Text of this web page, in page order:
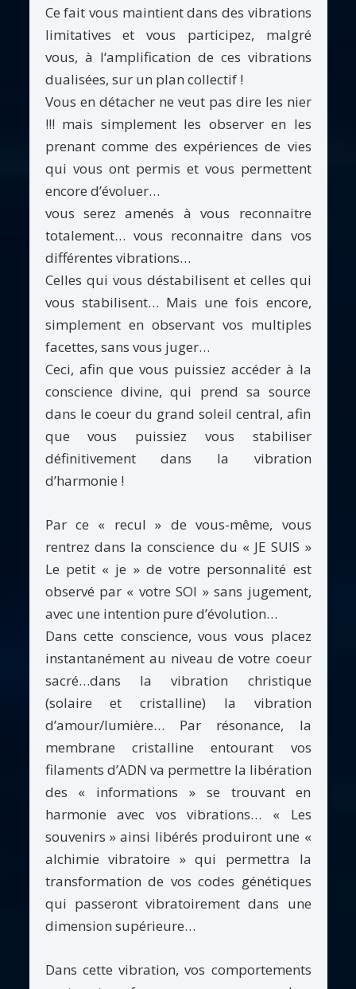
Ce fait vous maintient dans des vibrations
limitatives et vous participez, malgré
vous, à l‘amplification de ces vibrations
dualisées, sur un plan collectif !
Vous en détacher ne veut pas dire les nier
!!! mais simplement les observer en les
prenant comme des expériences de vies
qui vous ont permis et vous permettent
encore d’évoluer…
vous serez amenés à vous reconnaitre
totalement… vous reconnaitre dans vos
différentes vibrations…
Celles qui vous déstabilisent et celles qui
vous stabilisent… Mais une fois encore,
simplement en observant vos multiples
facettes, sans vous juger…
Ceci, afin que vous puissiez accéder à la
conscience divine, qui prend sa source
dans le coeur du grand soleil central, afin
que vous puissiez vous stabiliser
définitivement dans la vibration
d’harmonie !
Par ce « recul » de vous-même, vous
rentrez dans la conscience du « JE SUIS »
Le petit « je » de votre personnalité est
observé par « votre SOI » sans jugement,
avec une intention pure d’évolution…
Dans cette conscience, vous vous placez
instantanément au niveau de votre coeur
sacré…dans la vibration christique
(solaire et cristalline) la vibration
d’amour/lumière… Par résonance, la
membrane cristalline entourant vos
filaments d’ADN va permettre la libération
des « informations » se trouvant en
harmonie avec vos vibrations… « Les
souvenirs » ainsi libérés produiront une «
alchimie vibratoire » qui permettra la
transformation de vos codes génétiques
qui passeront vibratoirement dans une
dimension supérieure…
Dans cette vibration, vos comportements